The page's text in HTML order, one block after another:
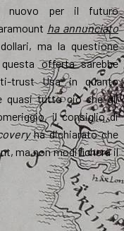
nuovo per il futuro
ha annunciato
ma la questione
offerta sarebbe
trust Usa in quanto
quasi tutto ciò che gli
il consiglio di
ha dichiarato che
ma non modificherà il